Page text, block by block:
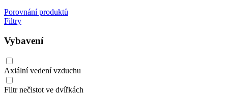
Porovnání produktů
Filtry
Vybavení
Axiální vedení vzduchu
Filtr nečistot ve dvířkách